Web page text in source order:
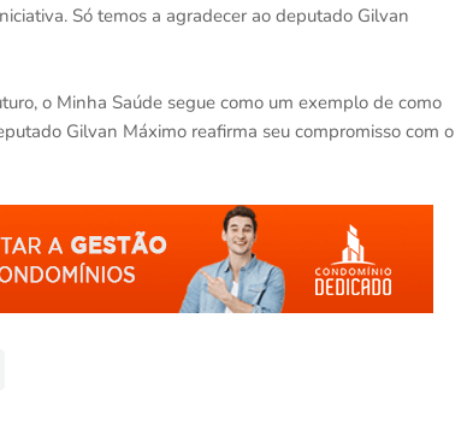
Só temos a agradecer ao deputado Gilvan
o Minha Saúde segue como um exemplo de como
Gilvan Máximo reafirma seu compromisso com o